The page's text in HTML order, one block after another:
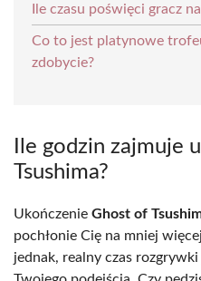
Ile czasu poświęci gracz
Co to jest platynowe
zdobycie?
Ile godzin zajmuje
Tsushima?
Ukończenie Ghost of
pochłonie Cię na mniej więcej
jednak, realny czas